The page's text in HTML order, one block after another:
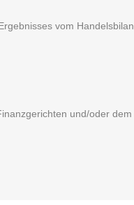
vom
und/oder dem